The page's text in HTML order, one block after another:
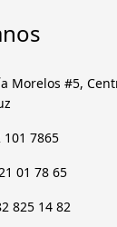
Morelos #5,
7865
01 78 65
825 14 82